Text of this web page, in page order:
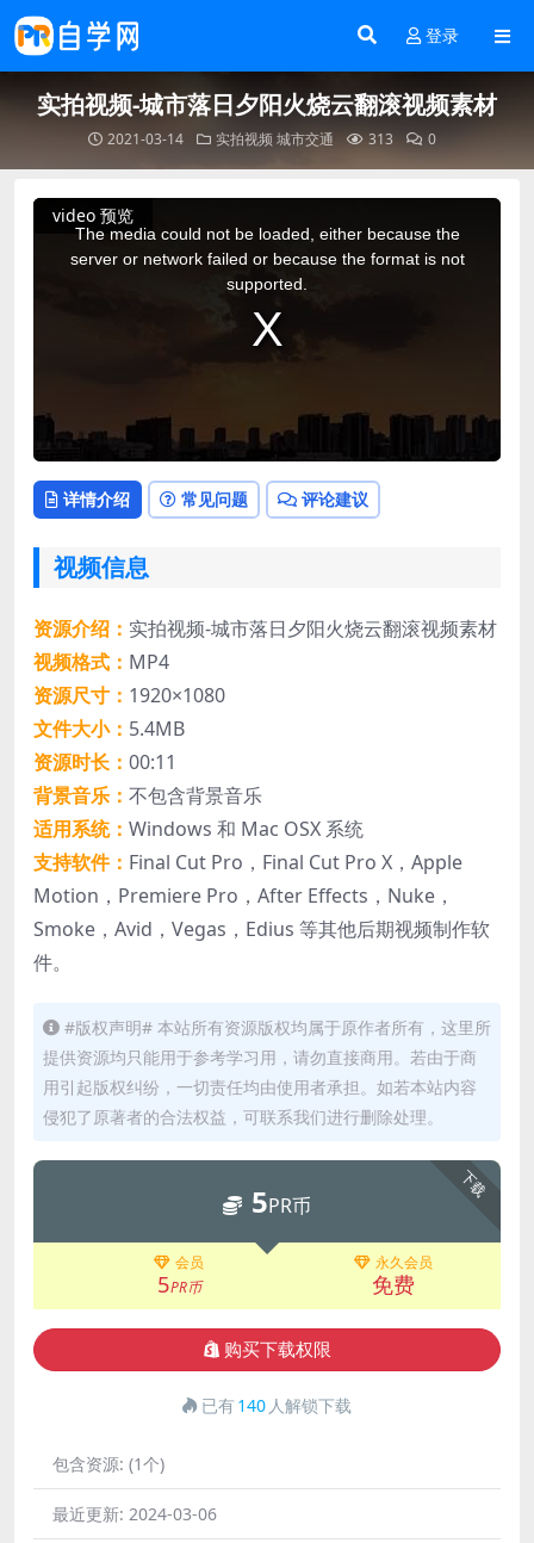
登录
实拍视频-城市落日夕阳火烧云翻滚视频素材
2021-03-14 实拍视频城市交通 313 0
video 预览
This
The media could not be loaded, either because the
server or network failed or because the format is not
supported.
详情介绍 常见问题 评论建议
视频信息
资源介绍： 实拍视频-城市落日夕阳火烧云翻滚视频素材
视频格式： MP4
资源尺寸： 1920×1080
文件大小： 5.4MB
资源时长： 00:11
背景音乐： 不包含背景音乐
适用系统： Windows 和 Mac OSX 系统
支持软件： Final Cut Pro，Final Cut Pro X，Apple
Motion，Premiere Pro，After Effects，Nuke，
Smoke，Avid，Vegas，Edius 等其他后期视频制作软
件。
#版权声明# 本站所有资源版权均属于原作者所有，这里所
提供资源均只能用于参考学习用，请勿直接商用。若由于商
用引起版权纠纷，一切责任均由使用者承担。如若本站内容
侵犯了原著者的合法权益，可联系我们进行删除处理。
下载
5PR币
会员
5PR币
永久会员
免费
购买下载权限
已有140 人解锁下载
包含资源: (1个)
最近更新: 2024-03-06